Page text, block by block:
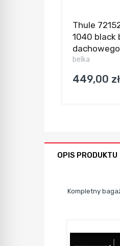
Thule
1040 black
dachowego
belka
449,00 zł
OPIS PRODUKTU
Kompletny